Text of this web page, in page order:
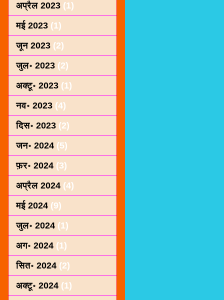
अप्रैल 2023 (1)
मई 2023 (1)
जून 2023 (2)
जुल॰ 2023 (2)
अक्टू॰ 2023 (1)
नव॰ 2023 (4)
दिस॰ 2023 (2)
जन॰ 2024 (5)
फ़र॰ 2024 (3)
अप्रैल 2024 (4)
मई 2024 (9)
जुल॰ 2024 (1)
अग॰ 2024 (1)
सित॰ 2024 (2)
अक्टू॰ 2024 (1)